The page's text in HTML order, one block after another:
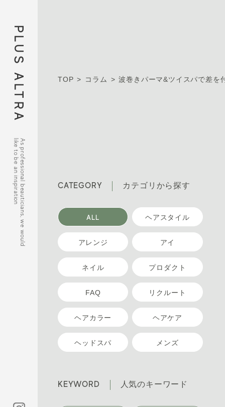
PLUS ALTRA
As professional beauticians, we would
like to be an inspiration
TOP コラム 波巻きパーマ&ツイスパで差を
CATEGORY カテゴリから探す
ALL ヘアスタイル
アレンジ アイ
ネイル プロダクト
FAQ リクルート
ヘアカラー ヘアケア
ヘッドスパ メンズ
KEYWORD 人気のキーワード